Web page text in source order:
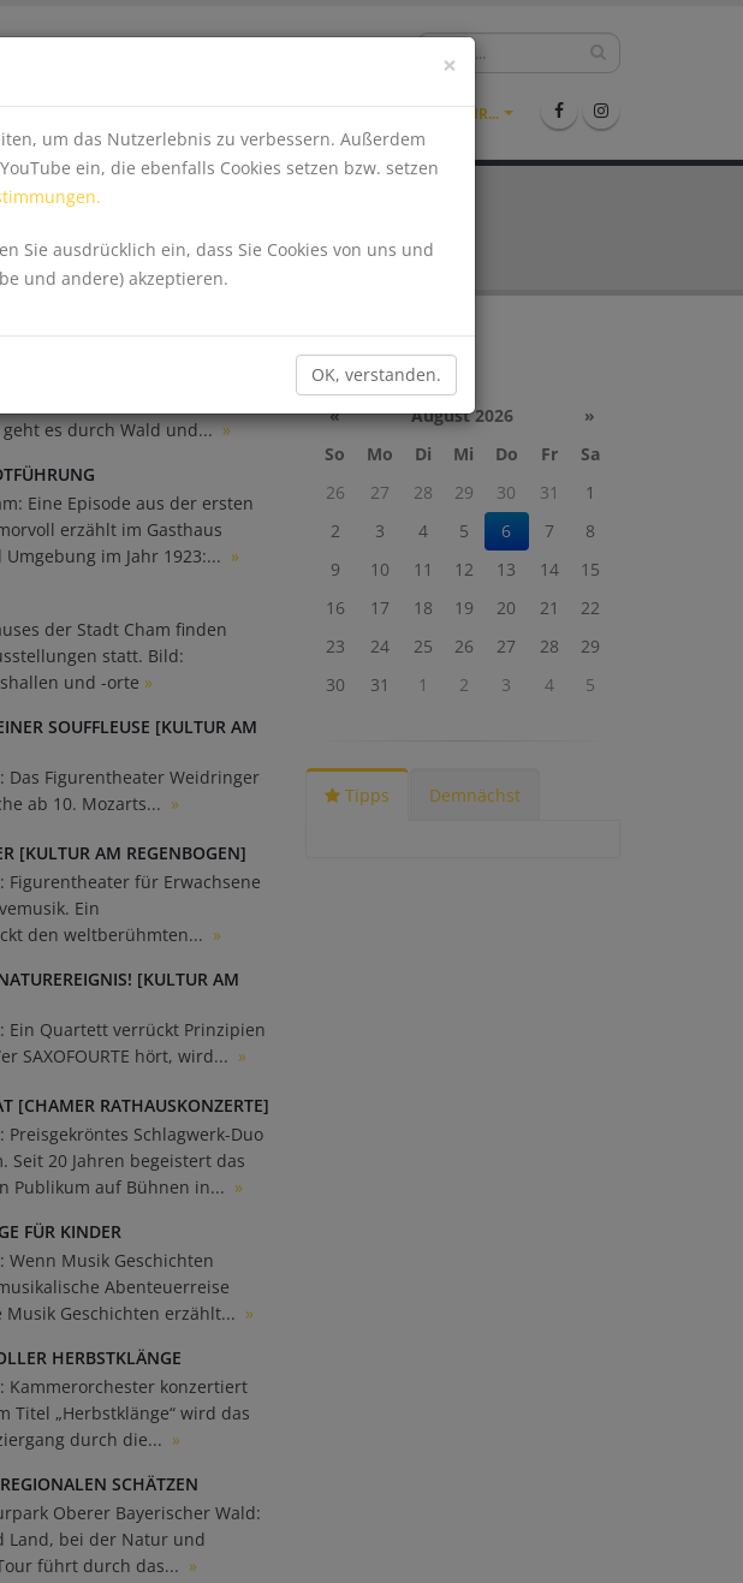
×
um das Nutzerlebnis zu verbessern. Außerdem
ein, die ebenfalls Cookies setzen bzw. setzen
Sie ausdrücklich ein, dass Sie Cookies von uns und
und andere) akzeptieren.
OK, verstanden.
& GESUNDHEIT EVENTS STELLENMARKT MEHR...
es durch Wald und...»
Eine Episode aus der ersten
erzählt im Gasthaus
im Jahr 1923:... »
der Stadt Cham finden
statt. Bild:
und -orte »
SOUFFLEUSE [KULTUR AM
Das Figurentheater Weidringer
ab 10. Mozarts... »
[KULTUR AM REGENBOGEN]
Figurentheater für Erwachsene
Ein
den weltberühmten... »
[KULTUR AM
Ein Quartett verrückt Prinzipien
SAXOFOURTE hört, wird... »
[CHAMER RATHAUSKONZERTE]
Preisgekröntes Schlagwerk-Duo
Seit 20 Jahren begeistert das
Publikum auf Bühnen in... »
FÜR KINDER
Wenn Musik Geschichten
Abenteuerreise
Geschichten erzählt... »
HERBSTKLÄNGE
Kammerorchester konzertiert
Titel „Herbstklänge“ wird das
durch die... »
SCHÄTZEN
Oberer Bayerischer Wald:
Land, bei der Natur und
führt durch das... »
Kalender
« August 2026
»
So
Mo Di Mi Do Fr
Sa
26
27 28 29 30 31
1
2
3 4 5 6 7
8
9
10 11 12 13 14
15
16
17 18 19 20 21
22
23
24 25 26 27 28
29
30
31 1 2 3 4 5
Tipps Demnächst